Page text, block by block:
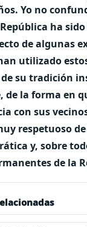
Yo no
ha
de algunas
utilizado
su tradición
la forma en
con sus
respetuoso
y, sobre
de la